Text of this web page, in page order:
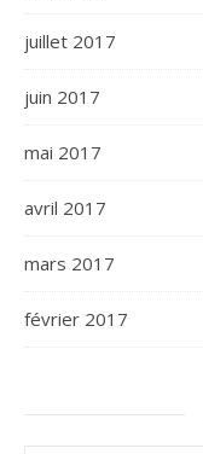
juillet 2017
juin 2017
mai 2017
avril 2017
mars 2017
février 2017